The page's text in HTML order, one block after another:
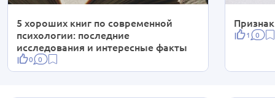
5 хороших книг по современной
психологии: последние
исследования и интересные факты
0 0
1 0